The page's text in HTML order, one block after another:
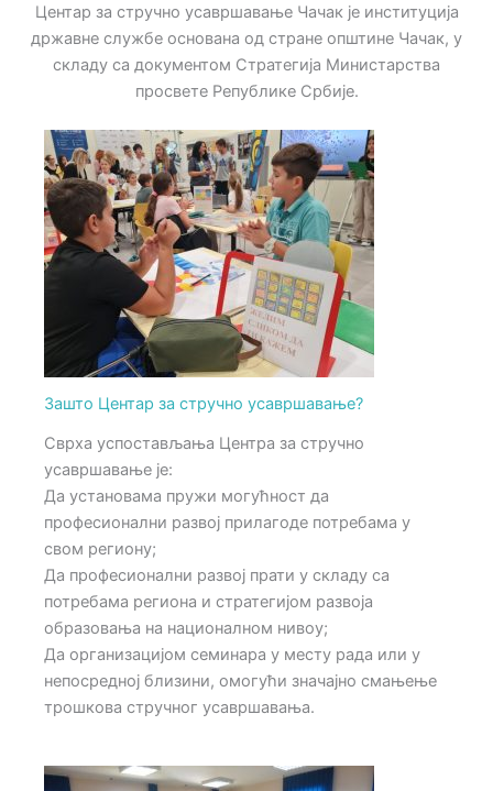
Центар за стручно усавршавање Чачак је институција
државне службе основана од стране општине Чачак, у
складу са документом Стратегија Министарства
просвете Републике Србије.
Зашто Центар за стручно усавршавање?
Сврха успостављања Центра за стручно
усавршавање је:
Да установама пружи могућност да
професионални развој прилагоде потребама у
свом региону;
Да професионални развој прати у складу са
потребама региона и стратегијом развоја
образовања на националном нивоу;
Да организацијом семинара у месту рада или у
непосредној близини, омогући значајно смањење
трошкова стручног усавршавања.